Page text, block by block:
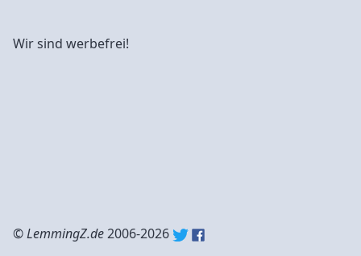
Wir sind werbefrei!
©LemmingZ.de2006-2026